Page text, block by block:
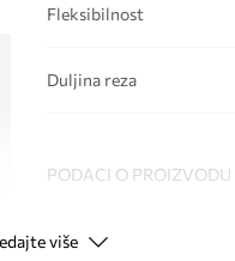
Fleksibilnost
Duljina reza
PODACI O PROIZVODU
Kod proizvođača
više